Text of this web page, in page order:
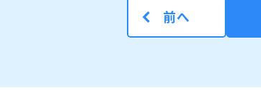
前へ